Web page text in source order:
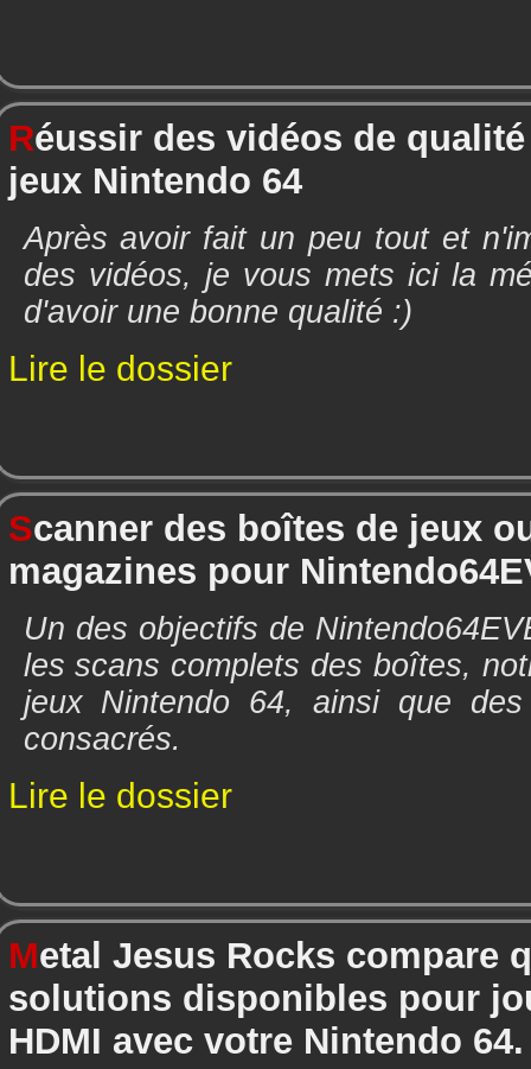
Réussir des vidéos de
jeux Nintendo 64
Après avoir fait un peu tout et
des vidéos, je vous mets ici la
d'avoir une bonne qualité :)
Lire le dossier
Scanner des boîtes de jeux
magazines pour
Un des objectifs de
les scans complets des boîtes,
jeux Nintendo 64, ainsi que
consacrés.
Lire le dossier
Metal Jesus Rocks compare
solutions disponibles pour
HDMI avec votre Nintendo 64.